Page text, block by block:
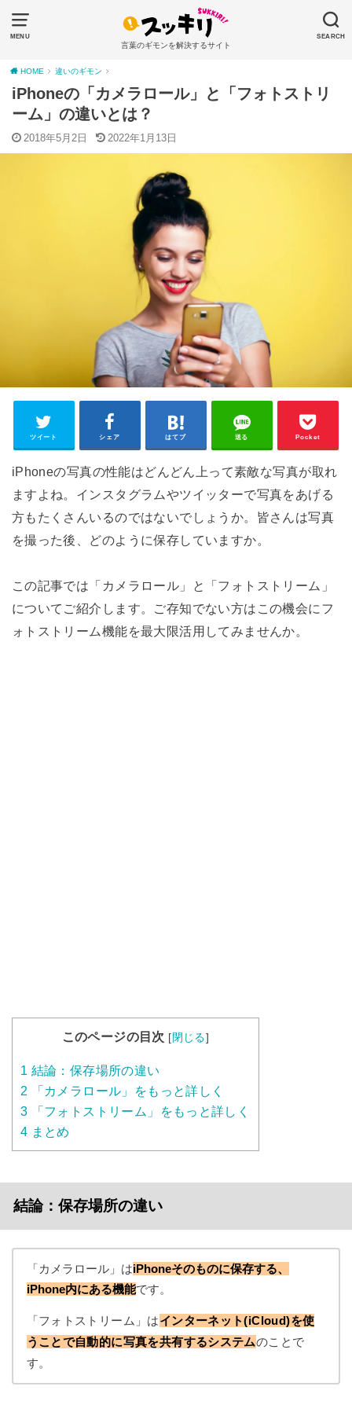
MENU SEARCH
言葉のギモンを解決するサイト
HOME 違いのギモン
iPhoneの「カメラロール」と「フォトストリ
ーム」の違いとは？
2018年5月2日 2022年1月13日
ツイート シェア はてブ 送る Pocket
iPhoneの写真の性能はどんどん上って素敵な写真が取れ
ますよね。インスタグラムやツイッターで写真をあげる
方もたくさんいるのではないでしょうか。皆さんは写真
を撮った後、どのように保存していますか。
この記事では「カメラロール」と「フォトストリーム」
についてご紹介します。ご存知でない方はこの機会にフ
ォトストリーム機能を最大限活用してみませんか。
このページの目次 [閉じる]
1 結論：保存場所の違い
2 「カメラロール」をもっと詳しく
3 「フォトストリーム」をもっと詳しく
4 まとめ
結論：保存場所の違い
「カメラロール」はiPhoneそのものに保存する、
iPhone内にある機能です。
「フォトストリーム」はインターネット(iCloud)を使
うことで自動的に写真を共有するシステムのことで
す。